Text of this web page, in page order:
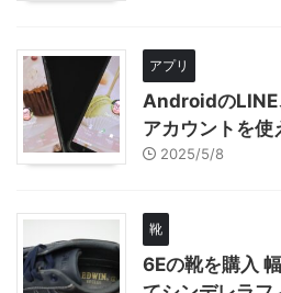
アプリ
AndroidのLINE
アカウントを使
2025/5/8
靴
6Eの靴を購入